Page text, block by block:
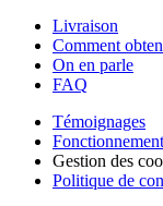
Livraison
Comment
On en parle
FAQ
Témoignages
Fonctionnement
Gestion des
Politique de